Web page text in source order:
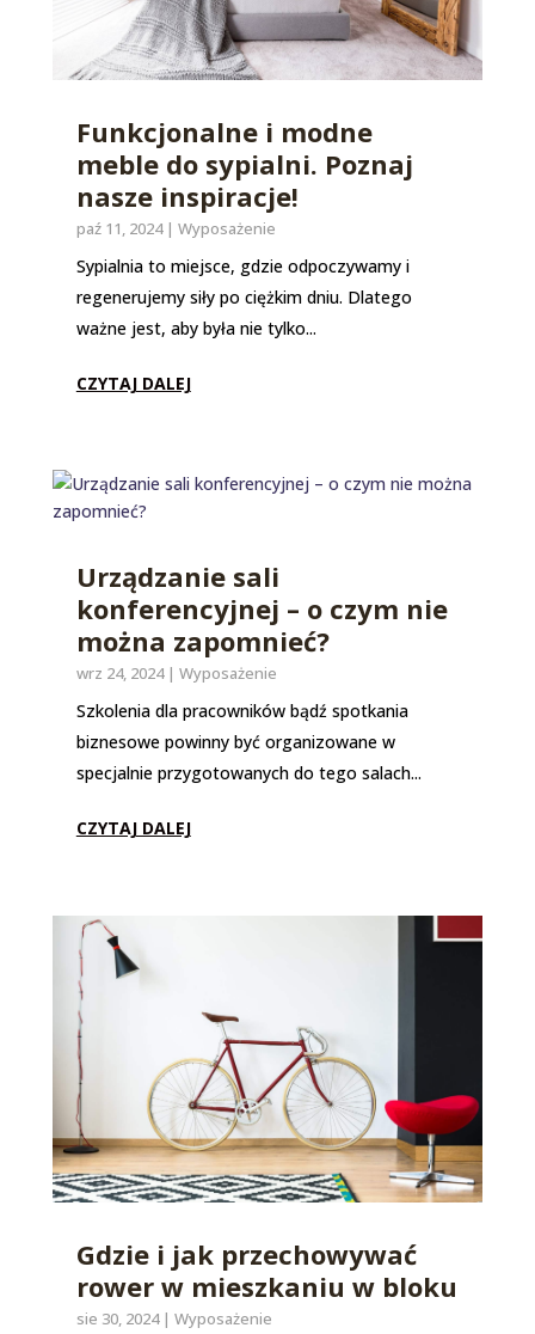
Funkcjonalne i modne
meble do sypialni. Poznaj
nasze inspiracje!
paź 11, 2024| Wyposażenie
Sypialnia to miejsce, gdzie odpoczywamy i
regenerujemy siły po ciężkim dniu. Dlatego
ważne jest, aby była nie tylko...
CZYTAJ DALEJ
Urządzanie sali
konferencyjnej – o czym nie
można zapomnieć?
wrz 24, 2024| Wyposażenie
Szkolenia dla pracowników bądź spotkania
biznesowe powinny być organizowane w
specjalnie przygotowanych do tego salach...
CZYTAJ DALEJ
Gdzie i jak przechowywać
rower w mieszkaniu w bloku
sie 30, 2024| Wyposażenie